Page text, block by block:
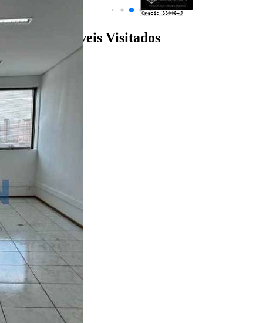
Últimos Imóveis Visitados
R$ 350.000
Sala ou Salão Comercial
Vila Santa Tereza
2 Banheiros